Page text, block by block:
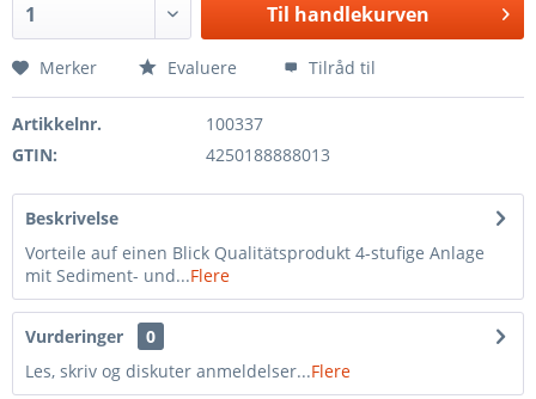
Til handlekurven
Merker Evaluere Tilråd til
Artikkelnr.
100337
GTIN:
4250188888013
Beskrivelse
Vorteile auf einen Blick Qualitätsprodukt 4-stufige Anlage
mit Sediment- und...Flere
Vurderinger
0
Les, skriv og diskuter anmeldelser...Flere